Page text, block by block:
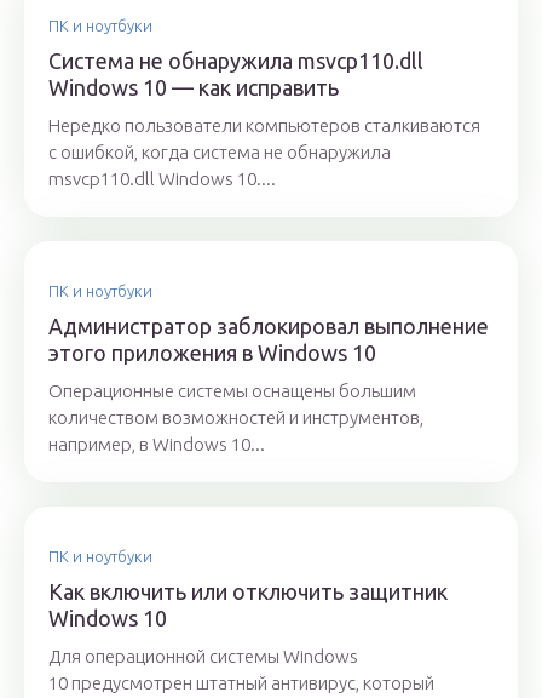
ПК и ноутбуки
Система не обнаружила msvcp110.dll
Windows 10 — как исправить
Нередко пользователи компьютеров сталкиваются
с ошибкой, когда система не обнаружила
msvcp110.dll Windows 10....
ПК и ноутбуки
Администратор заблокировал выполнение
этого приложения в Windows 10
Операционные системы оснащены большим
количеством возможностей и инструментов,
например, в Windows 10...
ПК и ноутбуки
Как включить или отключить защитник
Windows 10
Для операционной системы Windows
10 предусмотрен штатный антивирус, который